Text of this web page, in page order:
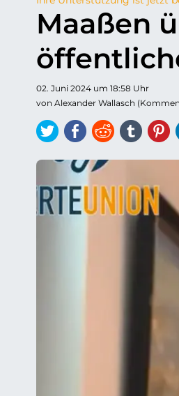
Maaßen
02. Juni 2024 um 18:58 Uhr
von Alexander Wallasch
TwitterFacebook
Reddit